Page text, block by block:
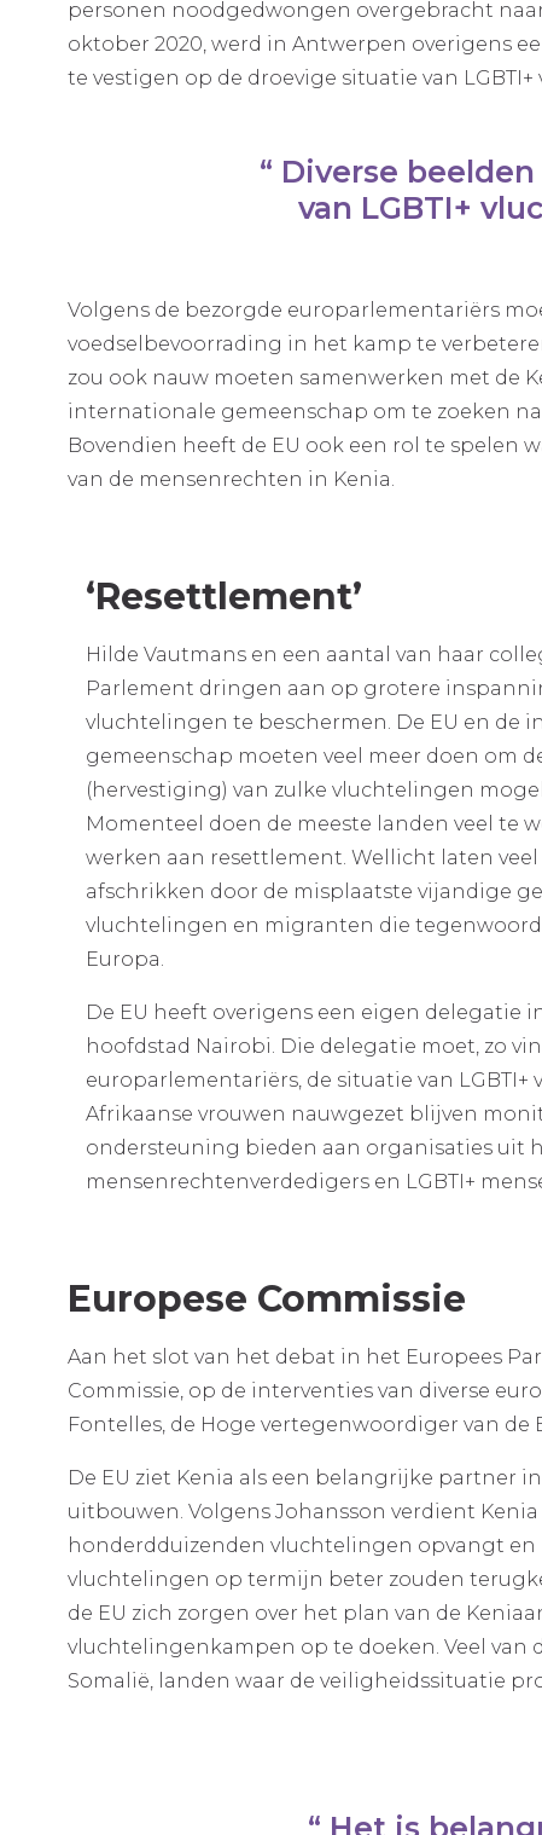
personen noodgedwongen overgebracht
oktober 2020, werd in Antwerpen overigens
te vestigen op de droevige situatie van
Diverse
van LGBTI+
Volgens de bezorgde europarlementariërs
voedselbevoorrading in het kamp te
zou ook nauw moeten samenwerken met de
internationale gemeenschap om te zoeken
Bovendien heeft de EU ook een rol te spelen
van de mensenrechten in Kenia.
‘Resettlement’
Hilde Vautmans en een aantal van haar
Parlement dringen aan op grotere
vluchtelingen te beschermen. De EU en de
gemeenschap moeten veel meer doen om
(hervestiging) van zulke vluchtelingen
Momenteel doen de meeste landen veel te
werken aan resettlement. Wellicht laten
afschrikken door de misplaatste vijandige
vluchtelingen en migranten die
Europa.
De EU heeft overigens een eigen delegatie
hoofdstad Nairobi. Die delegatie moet, zo
europarlementariërs, de situatie van
Afrikaanse vrouwen nauwgezet blijven
ondersteuning bieden aan organisaties uit
mensenrechtenverdedigers en LGBTI+
Europese Commissie
Aan het slot van het debat in het Europees
Commissie, op de interventies van diverse
Fontelles, de Hoge vertegenwoordiger van
De EU ziet Kenia als een belangrijke partner
uitbouwen. Volgens Johansson verdient
honderdduizenden vluchtelingen opvangt en
vluchtelingen op termijn beter zouden
de EU zich zorgen over het plan van de
vluchtelingenkampen op te doeken. Veel
Somalië, landen waar de veiligheidssituatie
Het is